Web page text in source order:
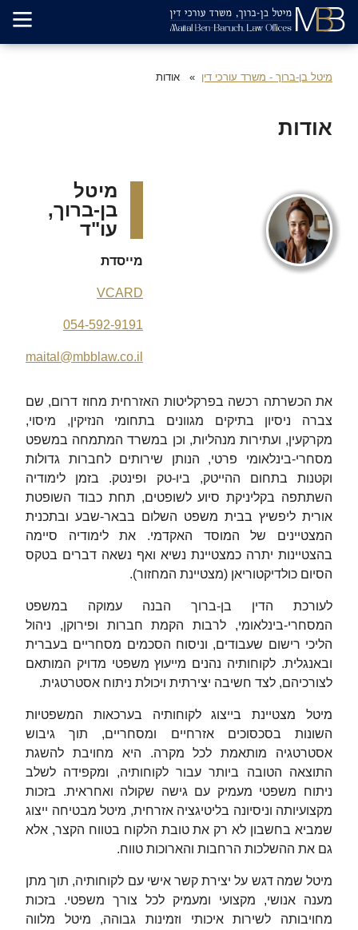
מיטל בן-ברוך - משרד עורכי דין אודות
אודות
מיטל
בן-ברוך,
עו"ד
מייסדת
VCARD
054-592-9191
maital@mbblaw.co.il
את הכשרתה רכשה בפרקליטות האזרחית מחוז דרום, שם
צברה ניסיון בתיקים מגוונים בתחומי הנזיקין, מיסוי,
מקרקעין, ועתירות מנהליות, וכן במשרד המתמחה במשפט
מסחרי-בינלאומי פרטי, הנותן שירותים לחברות גדולות
וקטנות בתחום ההייטק, ביו-טק ופינטק. בזמן לימודיה
השתתפה בקליניקת סיוע לשופטים, תחת כבוד השופטת
אורית ליפשיץ בבית משפט השלום בבאר-שבע ובתכנית
המצטיינים של המוסד האקדמי. את לימודיה סיימה
בהצטיינות יתרה כמצטיינת נשיא ואף נשאה דברים בטקס
הסיום כולדיקטוריאן (מצטיינת המחזור).
לעורכת הדין בן-ברוך הבנה עמוקה במשפט
המסחרי-בינלאומי, לרבות הקמת חברות ופירוקן, ניהול
הליכי רישום שעבודים, וניסוח הסכמים מסחריים בעברית
ובאנגלית. לקוחותיה נהנים מייעוץ משפטי מדויק המותאם
לצורכיהם, לצד חשיבה יצירתית ויכולת ניתוח אסטרטגית.
מיטל מצטיינת בייצוג לקוחותיה בערכאות המשפטיות
השונות בסכסוכים אזרחיים ומסחריים, תוך גיבוש
אסטרטגיה מותאמת לכל מקרה. היא מחויבת להשגת
התוצאה הטובה ביותר עבור לקוחותיה, ומקפידה לשלב
ניתוח משפטי מעמיק עם גישה שקולה ואחראית. בזכות
מקצועיותה וניסיונה בליטיגציה אזרחית, מיטל מבטיחה ייצוג
שמביא בחשבון לא רק את טובת הלקוח בטווח הקצר, אלא
גם את ההשלכות הרחבות והארוכות טווח.
מיטל שמה דגש על יצירת קשר אישי עם לקוחותיה, תוך מתן
מענה אנושי, מקצועי ומעמיק לכל צורך משפטי. בזכות
מחויבותה לשירות איכותי וזמינות גבוהה, מיטל מלווה